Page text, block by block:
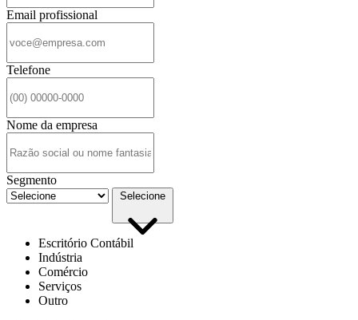
Email profissional
Telefone
Nome da empresa
Segmento
Selecione
Escritório Contábil
Indústria
Comércio
Serviços
Outro